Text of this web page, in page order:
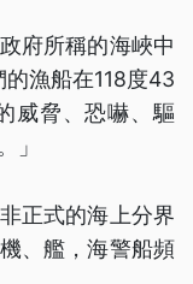
府所稱的海峽中
漁船在118度43
威脅、恐嚇、驅
」
正式的海上分界
、艦，海警船頻